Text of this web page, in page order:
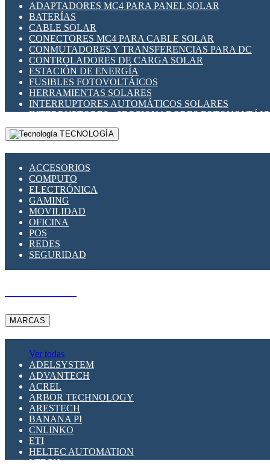
ADAPTADORES MC4 PARA PANEL SOLAR
BATERÍAS
CABLE SOLAR
CONECTORES MC4 PARA CABLE SOLAR
CONMUTADORES Y TRANSFERENCIAS PARA DC
CONTROLADORES DE CARGA SOLAR
ESTACIÓN DE ENERGÍA
FUSIBLES FOTOVOLTÁICOS
HERRAMIENTAS SOLARES
INTERRUPTORES AUTOMÁTICOS SOLARES
INTERRUPTORES - SECCIONADORES
MONTAJE PANEL SOLAR
PORTA FUSIBLES Y SECCIONADORES
TECNOLOGÍA
ACCESORIOS
COMPUTO
ELECTRÓNICA
GAMING
MOVILIDAD
OFICINA
POS
REDES
SEGURIDAD
MARCAS
Ver todas
ADELSYSTEM
ADVANTECH
ACREL
ARBOR TECHNOLOGY
ARESTECH
BANANA PI
CNLINKO
ETI
HELTEC AUTOMATION
LTECH